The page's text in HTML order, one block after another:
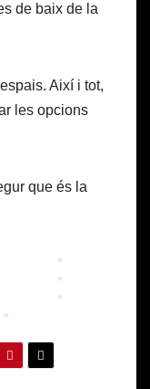
de baix de la
Així i tot,
les opcions
que és la